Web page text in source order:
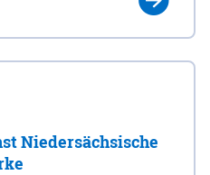
Niedersächsische